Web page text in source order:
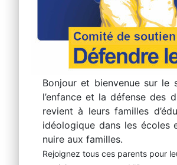
Bonjour et bienvenue sur le
l’enfance et la défense des
revient à leurs familles
idéologique dans les écoles
nuire aux familles.
Rejoignez tous ces parents pour